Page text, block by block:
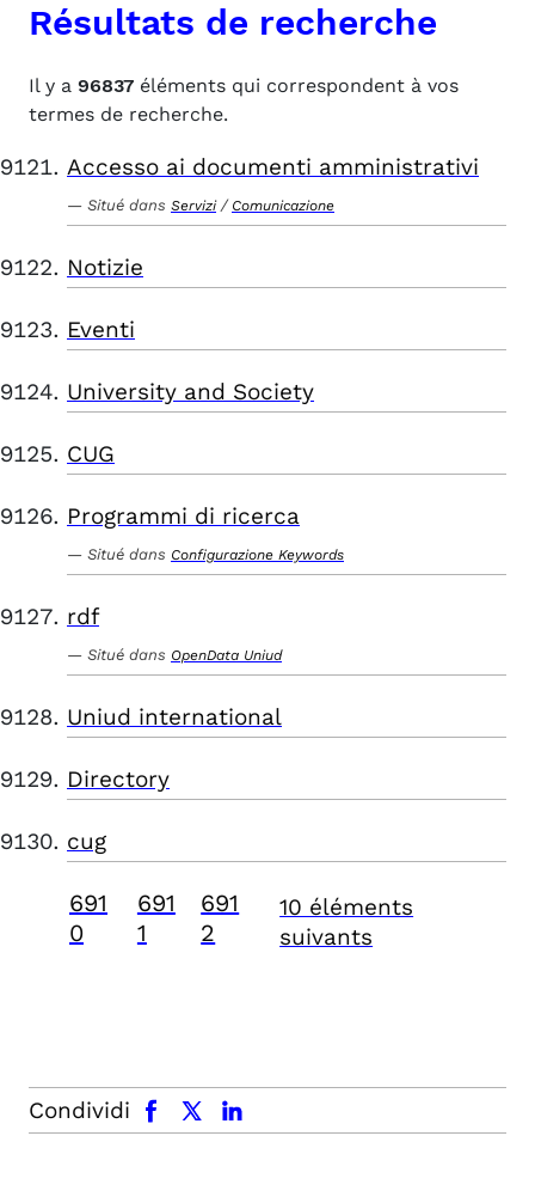
Résultats de recherche
Il y a 96837 éléments qui correspondent à vos
termes de recherche.
Accesso ai documenti amministrativi
Situé dans Servizi / Comunicazione
Notizie
Eventi
University and Society
CUG
Programmi di ricerca
Situé dans Configurazione Keywords
rdf
Situé dans OpenData Uniud
Uniud international
Directory
cug
691
0
691
1
691
2
10 éléments
suivants
Condividi
facebook x.com linkedin